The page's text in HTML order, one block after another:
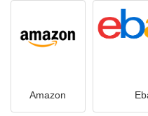
Amazon